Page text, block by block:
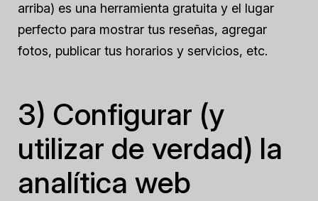
arriba) es una herramienta gratuita y el lugar
perfecto para mostrar tus reseñas, agregar
fotos, publicar tus horarios y servicios, etc.
3) Configurar (y
utilizar de verdad) la
analítica web